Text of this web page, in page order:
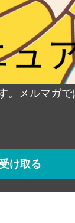
。メルマガ
け取る